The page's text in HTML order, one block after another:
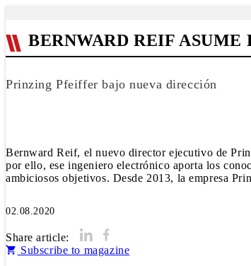
BERNWARD REIF
Prinzing Pfeiffer bajo nueva dirección
Bernward Reif, el nuevo director ejecutivo de
por ello, ese ingeniero electrónico aporta los
ambiciosos objetivos. Desde 2013, la empresa
02.08.2020
Share article:
Subscribe to magazine